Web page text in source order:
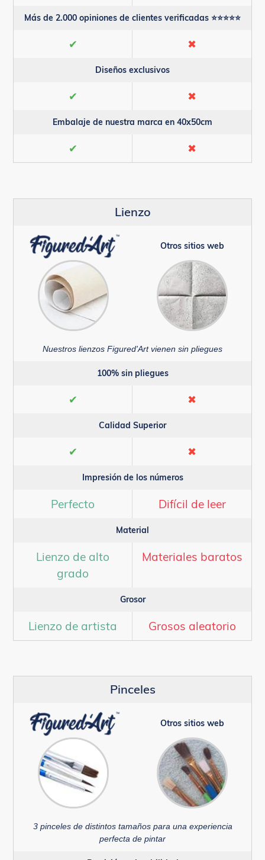
Más de 2.000 opiniones de clientes verificadas ⭐⭐⭐⭐⭐
✔ ✖
Diseños exclusivos
✔ ✖
Embalaje de nuestra marca en 40x50cm
✔ ✖
Lienzo
Otros sitios web
Nuestros lienzos Figured'Art vienen sin pliegues
100% sin pliegues
✔ ✖
Calidad Superior
✔ ✖
Impresión de los números
Perfecto Difícil de leer
Material
Lienzo de alto
grado
Materiales baratos
Grosor
Lienzo de artista Grosos aleatorio
Pinceles
Otros sitios web
3 pinceles de distintos tamaños para una experiencia
perfecta de pintar